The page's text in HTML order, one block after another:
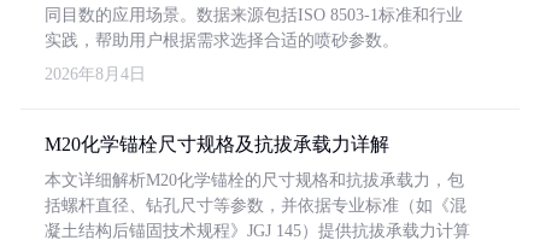
同目数的应用场景。数据来源包括ISO 8503-1标准和行业
实践，帮助用户根据需求选择合适的喷砂参数。
2026年8月4日
M20化学锚栓尺寸规格及抗拔承载力详解
本文详细解析M20化学锚栓的尺寸规格和抗拔承载力，包
括螺杆直径、钻孔尺寸等参数，并依据专业标准（如《混
凝土结构后锚固技术规程》JGJ 145）提供抗拔承载力计算